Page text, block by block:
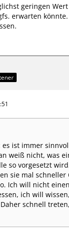
geringen
erwarten
ist immer
weiß nicht, was
so vorgesetzt
sie mal schneller
Ich will nicht
ich will
schnell